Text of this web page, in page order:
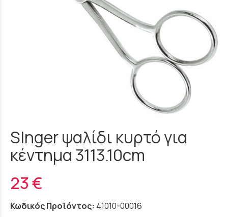
SInger ψαλίδι κυρτό για
κέντημα 3113.10cm
23 €
Κωδικός Προϊόντος: 41010-00016